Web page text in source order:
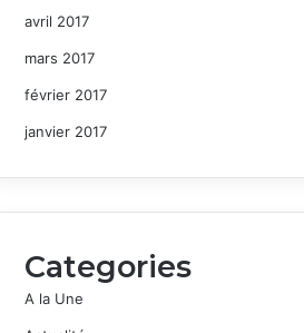
avril 2017
mars 2017
février 2017
janvier 2017
Categories
A la Une